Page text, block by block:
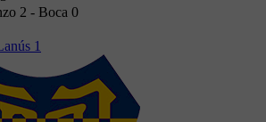
2 - Boca 0
1